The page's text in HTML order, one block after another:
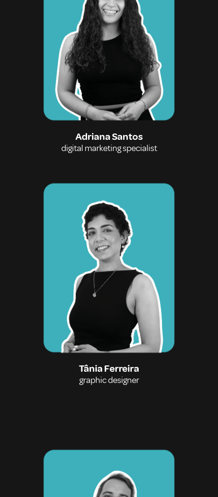
Adriana Santos
digital marketing specialist
Tânia Ferreira
graphic designer